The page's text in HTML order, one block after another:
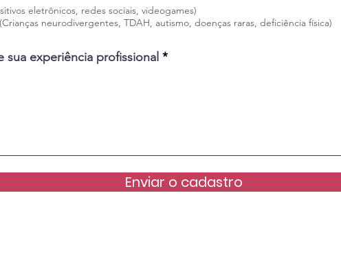
o
eletrônicos, redes sociais, videogames)
neurodivergentes, TDAH, autismo, doenças raras, deficiência física)
sua experiência profissional
Enviar o cadastro